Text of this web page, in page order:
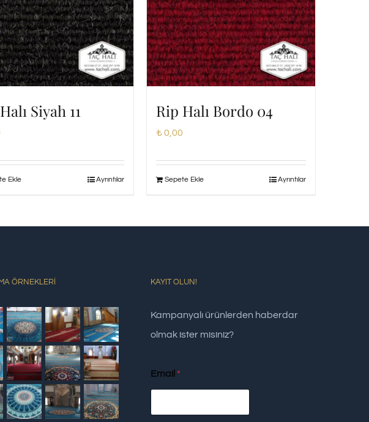
Siyah 11
Ekle Ayrıntılar
Rip Halı Bordo 04
₺0,00
Sepete Ekle Ayrıntılar
ÖRNEKLERİ KAYIT OLUN!
Kampanyalı ürünlerden haberdar
olmak ister misiniz?
Email *